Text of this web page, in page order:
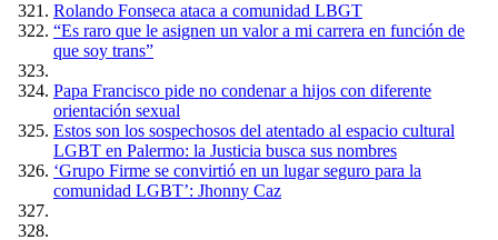
Rolando Fonseca ataca a comunidad LBGT
“Es raro que le asignen un valor a mi carrera en función de
que soy trans”
Papa Francisco pide no condenar a hijos con diferente
orientación sexual
Estos son los sospechosos del atentado al espacio cultural
LGBT en Palermo: la Justicia busca sus nombres
‘Grupo Firme se convirtió en un lugar seguro para la
comunidad LGBT’: Jhonny Caz